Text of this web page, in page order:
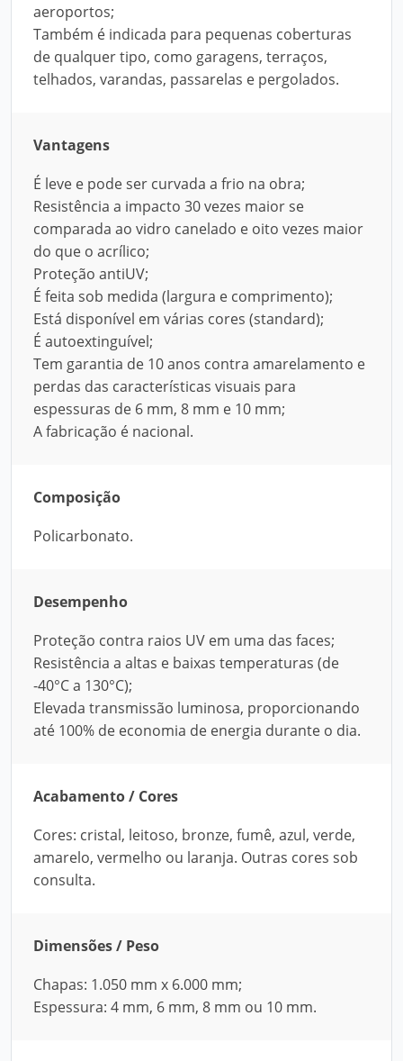
aeroportos;
Também é indicada para pequenas coberturas
de qualquer tipo, como garagens, terraços,
telhados, varandas, passarelas e pergolados.
Vantagens
É leve e pode ser curvada a frio na obra;
Resistência a impacto 30 vezes maior se
comparada ao vidro canelado e oito vezes maior
do que o acrílico;
Proteção antiUV;
É feita sob medida (largura e comprimento);
Está disponível em várias cores (standard);
É autoextinguível;
Tem garantia de 10 anos contra amarelamento e
perdas das características visuais para
espessuras de 6 mm, 8 mm e 10 mm;
A fabricação é nacional.
Composição
Policarbonato.
Desempenho
Proteção contra raios UV em uma das faces;
Resistência a altas e baixas temperaturas (de
-40°C a 130°C);
Elevada transmissão luminosa, proporcionando
até 100% de economia de energia durante o dia.
Acabamento / Cores
Cores: cristal, leitoso, bronze, fumê, azul, verde,
amarelo, vermelho ou laranja. Outras cores sob
consulta.
Dimensões / Peso
Chapas: 1.050 mm x 6.000 mm;
Espessura: 4 mm, 6 mm, 8 mm ou 10 mm.